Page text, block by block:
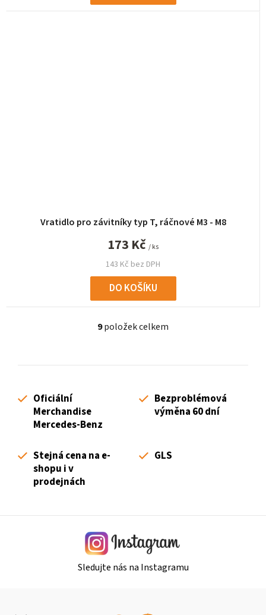
Vratidlo pro závitníky typ T, ráčnové M3 - M8
143 Kč bez DPH
173 Kč / ks
DO KOŠÍKU
O
l
v
ý
p
i
s
9položek celkem
Oficiální
Merchandise
Mercedes-Benz
Bezproblémová
výměna 60 dní
Stejná cena na e-
shopu i v
prodejnách
GLS
Sledujte nás na Instagramu